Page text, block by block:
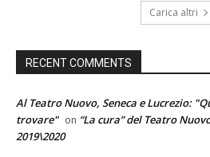
Carica altri
RECENT COMMENTS
Al Teatro Nuovo, Seneca e Lucrezio:
trovare" on “La cura” del Teatro
2019\2020